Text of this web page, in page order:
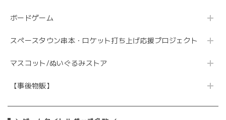
ボードゲーム
スペースタウン串本・ロケット打ち上げ応援プロジェクト
マスコット/ぬいぐるみストア
【事後物販】